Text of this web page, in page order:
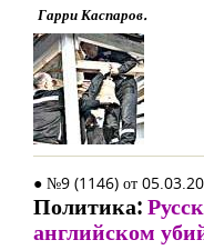
Гарри Каспаров.
● №9 (1146) от
Политика:
английском